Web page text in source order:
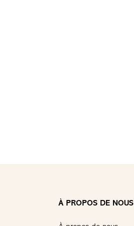
À PROPOS DE NOUS